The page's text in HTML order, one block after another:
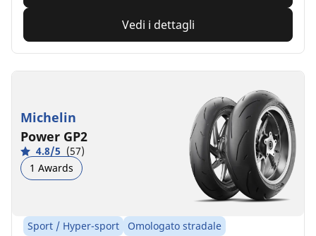
Vedi i dettagli
Michelin
Power GP2
4.8/5 (57)
1 Awards
Sport / Hyper-sport
Omologato stradale